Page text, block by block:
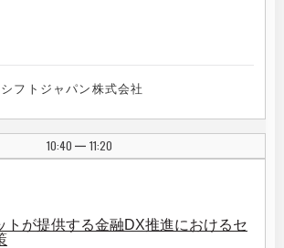
フトジャパン株式会社
10:40 | 11:20
トが提供する金融DX推進におけるセ